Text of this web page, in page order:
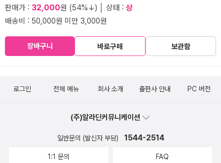
판매가 : 32,000원 (54%↓) │ 상태 : 상
배송비 : 50,000원 미만 3,000원
장바구니 바로구매 보관함
로그인 전체 메뉴 회사 소개 출판사 안내 PC 버전
(주)알라딘커뮤니케이션
일반문의 (발신자 부담) 1544-2514
1:1 문의 FAQ